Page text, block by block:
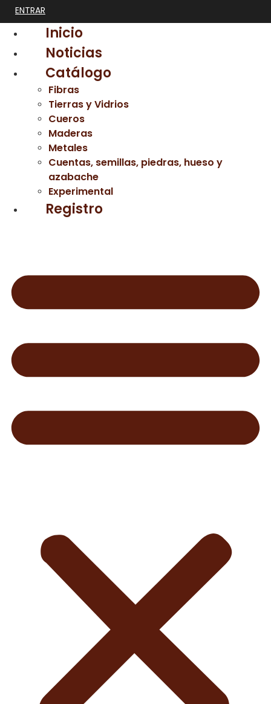
ENTRAR
Inicio
Noticias
Catálogo
Fibras
Tierras y Vidrios
Cueros
Maderas
Metales
Cuentas, semillas, piedras, hueso y
azabache
Experimental
Registro